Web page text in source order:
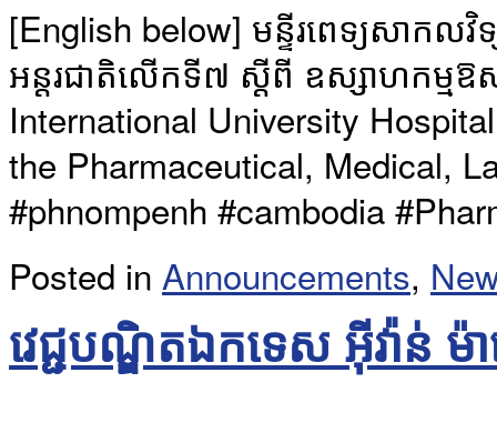
[English below] មន្ទីរពេទ្យសាក
អន្តរជាតិលើកទី៧ ស្តីពី ឧស្សាហកម្មឱ
International University
the Pharmaceutical, Medical,
#phnompenh #cambodia
Posted in Announcements,
វេជ្ជបណ្ឌិតឯកទេស អុីវ៉ាន់